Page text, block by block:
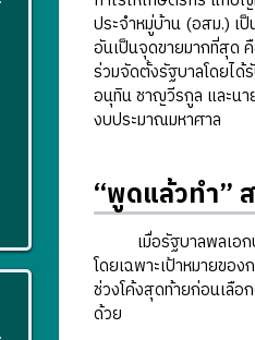
ประจำหมู่บ้าน (อสม.) เ
อันเป็นจุดขายมากที่สุด
ร่วมจัดตั้งรัฐบาลโดยไ
อนุทิน ชาญวีรกูล และน
งบประมาณมหาศาล
“พูดแล้วทำ”
เมื่อรัฐบาลพลเอกปร
โดยเฉพาะเป้าหมายขอ
ช่วงโค้งสุดท้ายก่อนเลื
ด้วย